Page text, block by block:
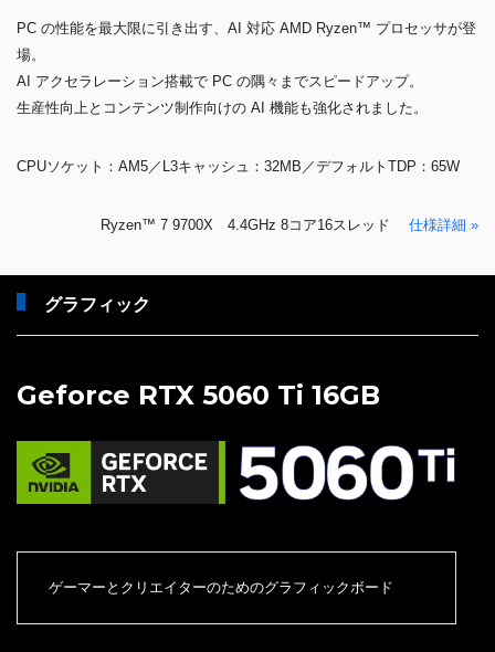
PC の性能を最大限に引き出す、AI 対応 AMD Ryzen™ プロセッサが登
場。
AI アクセラレーション搭載で PC の隅々までスピードアップ。
生産性向上とコンテンツ制作向けの AI 機能も強化されました。
CPUソケット：AM5／L3キャッシュ：32MB／デフォルトTDP：65W
Ryzen™ 7 9700X 4.4GHz 8コア16スレッド 仕様詳細 »
グラフィック
Geforce RTX 5060 Ti 16GB
ゲーマーとクリエイターのためのグラフィックボード